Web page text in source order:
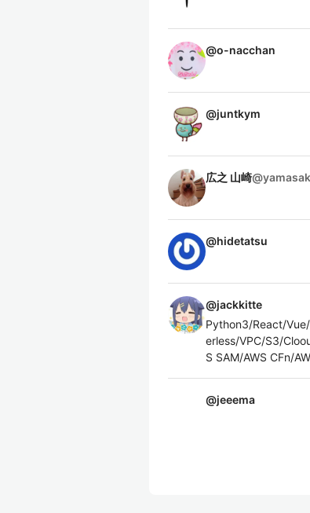
@o-nacchan
@juntkym
広之 山崎@
@hidetatsu
@jackkitte
Python3/React/
erless/VPC/S3/
S SAM/AWS CFn/
@jeeema